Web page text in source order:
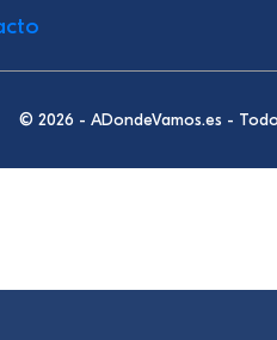
© 2026 - ADondeVamos.es -